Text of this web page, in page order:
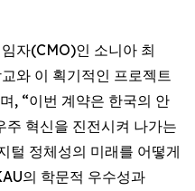
자(CMO)인 소니아 최
와 이 획기적인 프로젝트
, “이번 계약은 한국의 안
주 혁신을 진전시켜 나가는
털 정체성의 미래를 어떻게
의 학문적 우수성과